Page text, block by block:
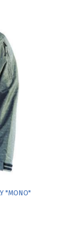
"MONO"